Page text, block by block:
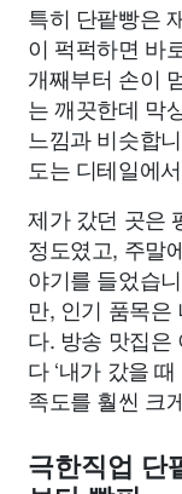
특히 단팥빵은
이 퍽퍽하면 바
개째부터 손이
는 깨끗한데 막
느낌과 비슷합
도는 디테일에
제가 갔던 곳은
정도였고, 주말
야기를 들었습
만, 인기 품목은
다. 방송 맛집은
다 ‘내가 갔을
족도를 훨씬 크
극한직업 단